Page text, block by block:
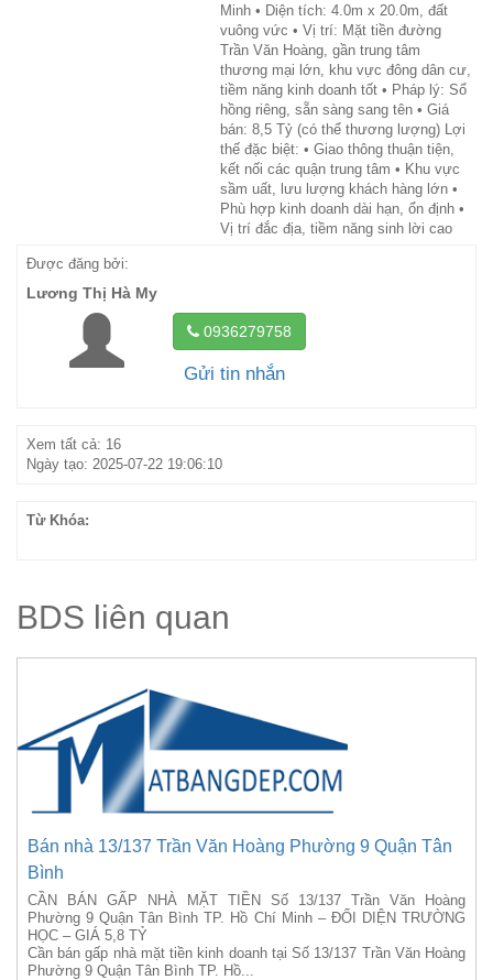
Minh • Diện tích: 4.0m x 20.0m, đất
vuông vức • Vị trí: Mặt tiền đường
Trần Văn Hoàng, gần trung tâm
thương mại lớn, khu vực đông dân cư,
tiềm năng kinh doanh tốt • Pháp lý: Sổ
hồng riêng, sẵn sàng sang tên • Giá
bán: 8,5 Tỷ (có thể thương lượng) Lợi
thế đặc biệt: • Giao thông thuận tiện,
kết nối các quận trung tâm • Khu vực
sầm uất, lưu lượng khách hàng lớn •
Phù hợp kinh doanh dài hạn, ổn định •
Vị trí đắc địa, tiềm năng sinh lời cao
Được đăng bởi:
Lương Thị Hà My
0936279758
Gửi tin nhắn
Xem tất cả: 16
Ngày tạo: 2025-07-22 19:06:10
Từ Khóa:
BDS liên quan
Bán nhà 13/137 Trần Văn Hoàng Phường 9 Quận Tân
Bình
CẦN BÁN GẤP NHÀ MẶT TIỀN Số 13/137 Trần Văn Hoàng
Phường 9 Quận Tân Bình TP. Hồ Chí Minh – ĐỐI DIỆN TRƯỜNG
HỌC – GIÁ 5,8 TỶ
Cần bán gấp nhà mặt tiền kinh doanh tại Số 13/137 Trần Văn Hoàng
Phường 9 Quận Tân Bình TP. Hồ...